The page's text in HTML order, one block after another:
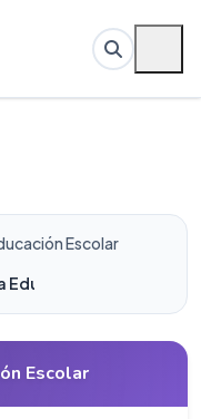
Escolar
Educación Escolar
Escolar